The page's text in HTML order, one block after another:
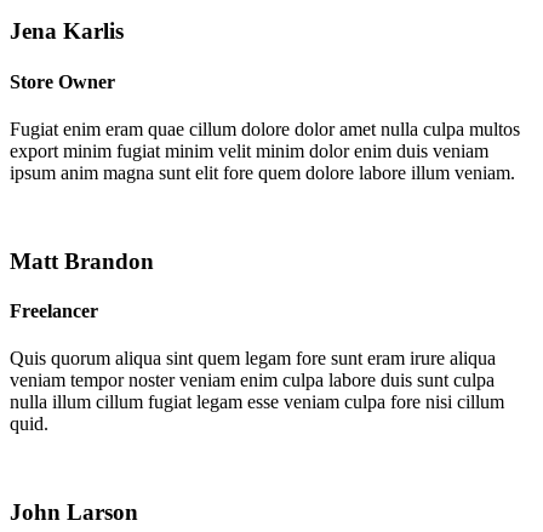
Jena Karlis
Store Owner
Fugiat enim eram quae cillum dolore dolor amet nulla culpa multos
export minim fugiat minim velit minim dolor enim duis veniam
ipsum anim magna sunt elit fore quem dolore labore illum veniam.
Matt Brandon
Freelancer
Quis quorum aliqua sint quem legam fore sunt eram irure aliqua
veniam tempor noster veniam enim culpa labore duis sunt culpa
nulla illum cillum fugiat legam esse veniam culpa fore nisi cillum
quid.
John Larson